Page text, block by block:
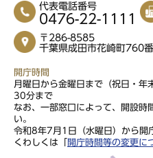
代表電話番号
0476-22-1111
〒286-8585
千葉県成田市花崎町760
開庁時間
月曜日から金曜日まで（祝日・
30分まで
なお、一部窓口によって、開設時
い。
令和8年7月1日（水曜日）から開
くわしくは「
開庁時間等の変更に